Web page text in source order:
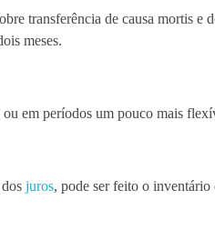
transferência de causa mortis e
meses.
ou em períodos um pouco mais
juros, pode ser feito o